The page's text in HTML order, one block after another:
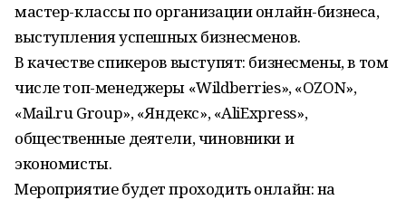
мастер-классы по организации онлайн-бизнеса,
выступления успешных бизнесменов.
В качестве спикеров выступят: бизнесмены, в том
числе топ-менеджеры «Wildberries», «OZON»,
«Mail.ru Group», «Яндекс», «AliExpress»,
общественные деятели, чиновники и
экономисты.
Мероприятие будет проходить онлайн: на